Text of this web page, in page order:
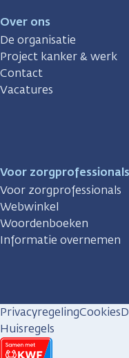
Over ons
De organisatie
Project kanker & werk
Contact
Vacatures
Voor zorgprofessionals
Voor zorgprofessionals
Webwinkel
Woordenboeken
Informatie overnemen
PrivacyregelingCookies
Huisregels